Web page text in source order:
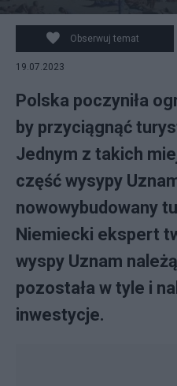
(Plaża w Świnoujściu. Fot.
Obserwuj temat
19.07.2023
Polska poczyniła
by przyciągnąć
Jednym z takich
część wysypy
nowowybudowany
Niemiecki ekspert
wyspy Uznam
pozostała w tyle i
inwestycje.